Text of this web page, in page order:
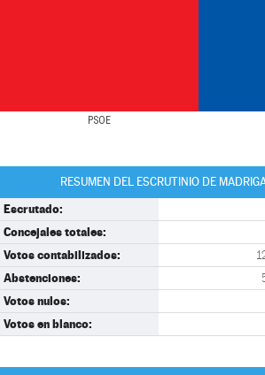
PSOE
RESUMEN DEL ESCRUTINIO DE
Escrutado:
Concejales totales:
Votos contabilizados:
Abstenciones:
Votos nulos:
Votos en blanco: